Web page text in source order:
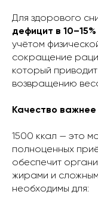
Для здорового
дефицит в
учётом
сокращение
который
возвращению
Качество важнее
1500 ккал — это
полноценных
обеспечит
жирами и
необходимы для: